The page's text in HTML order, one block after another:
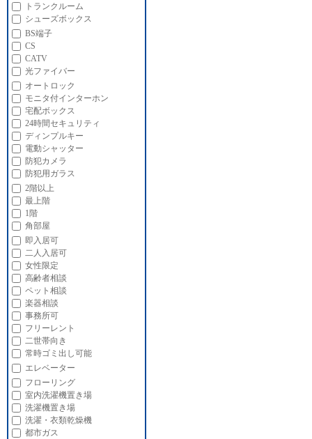
トランクルーム
シューズボックス
BS端子
CS
CATV
光ファイバー
オートロック
モニタ付インターホン
宅配ボックス
24時間セキュリティ
ディンプルキー
電動シャッター
防犯カメラ
防犯用ガラス
2階以上
最上階
1階
角部屋
即入居可
二人入居可
女性限定
高齢者相談
ペット相談
楽器相談
事務所可
フリーレント
二世帯向き
常時ゴミ出し可能
エレベーター
フローリング
室内洗濯機置き場
洗濯機置き場
洗濯・衣類乾燥機
都市ガス